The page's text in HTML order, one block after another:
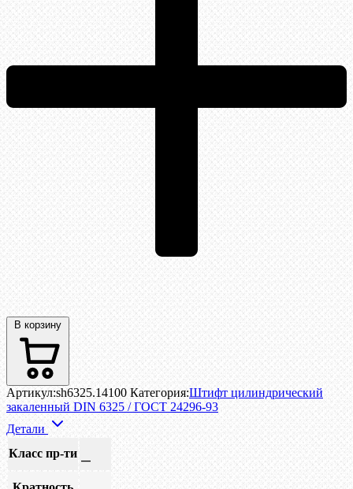
В корзину
Артикул:sh6325.14100 Категория:Штифт цилиндрический
закаленный DIN 6325 / ГОСТ 24296-93
Детали
Класс пр-ти —